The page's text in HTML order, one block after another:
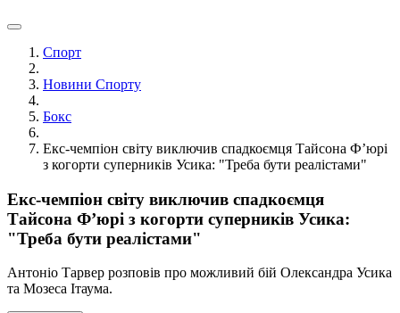
Спорт
Новини Спорту
Бокс
Екс-чемпіон світу виключив спадкоємця Тайсона Ф’юрі
з когорти суперників Усика: "Треба бути реалістами"
Екс-чемпіон світу виключив спадкоємця
Тайсона Ф’юрі з когорти суперників Усика:
"Треба бути реалістами"
Антоніо Тарвер розповів про можливий бій Олександра Усика
та Мозеса Ітаума.